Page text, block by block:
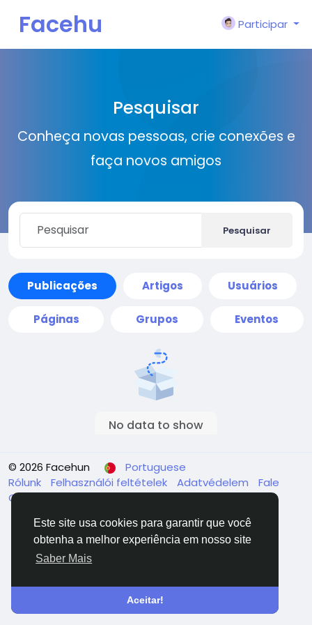
Este site usa cookies para garantir que você
obtenha a melhor experiência em nosso site
Saber Mais
Aceitar!
Facehu
Participar
Pesquisar
Conheça novas pessoas, crie conexões e
faça novos amigos
Pesquisar
Publicações Artigos Usuários
Páginas Grupos Eventos
No data to show
© 2026 Facehun
Portuguese
Rólunk
Felhasználói feltételek Adatvédelem
Fale
Conosco